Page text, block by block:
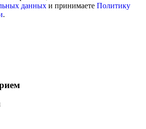
данных и принимаете Политику
.